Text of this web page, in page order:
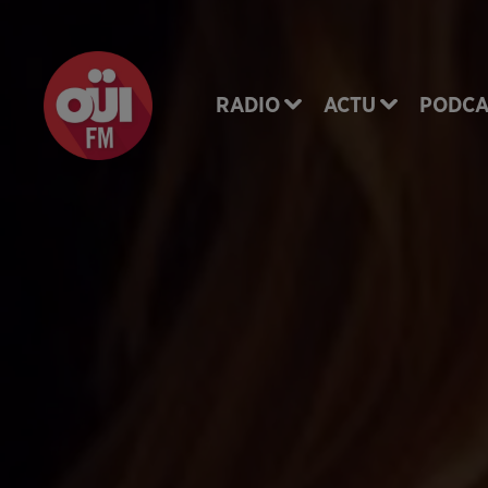
RADIO ACTU